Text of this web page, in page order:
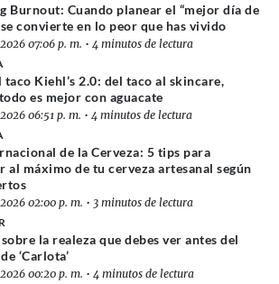
Burnout: Cuando planear el “mejor día de
convierte en lo peor que has vivido
07:06 p. m. • 4 minutos de lectura
taco Kiehl’s 2.0: del taco al skincare,
es mejor con aguacate
06:51 p. m. • 4 minutos de lectura
de la Cerveza: 5 tips para
al máximo de tu cerveza artesanal según
02:00 p. m. • 3 minutos de lectura
la realeza que debes ver antes del
‘Carlota’
00:20 p. m. • 4 minutos de lectura